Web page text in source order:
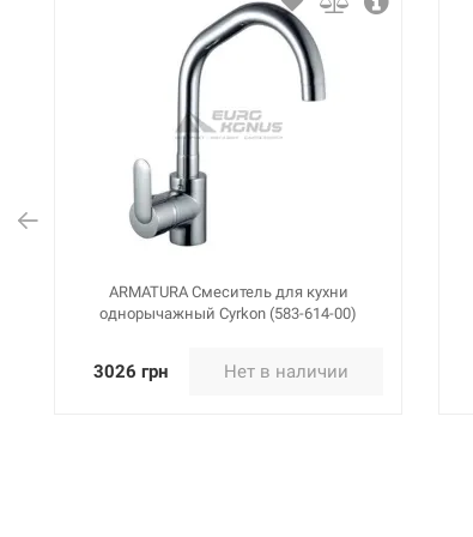
ARMATURA Смеситель для кухни
однорычажный Cyrkon (583-614-00)
3026 грн Нет в наличии